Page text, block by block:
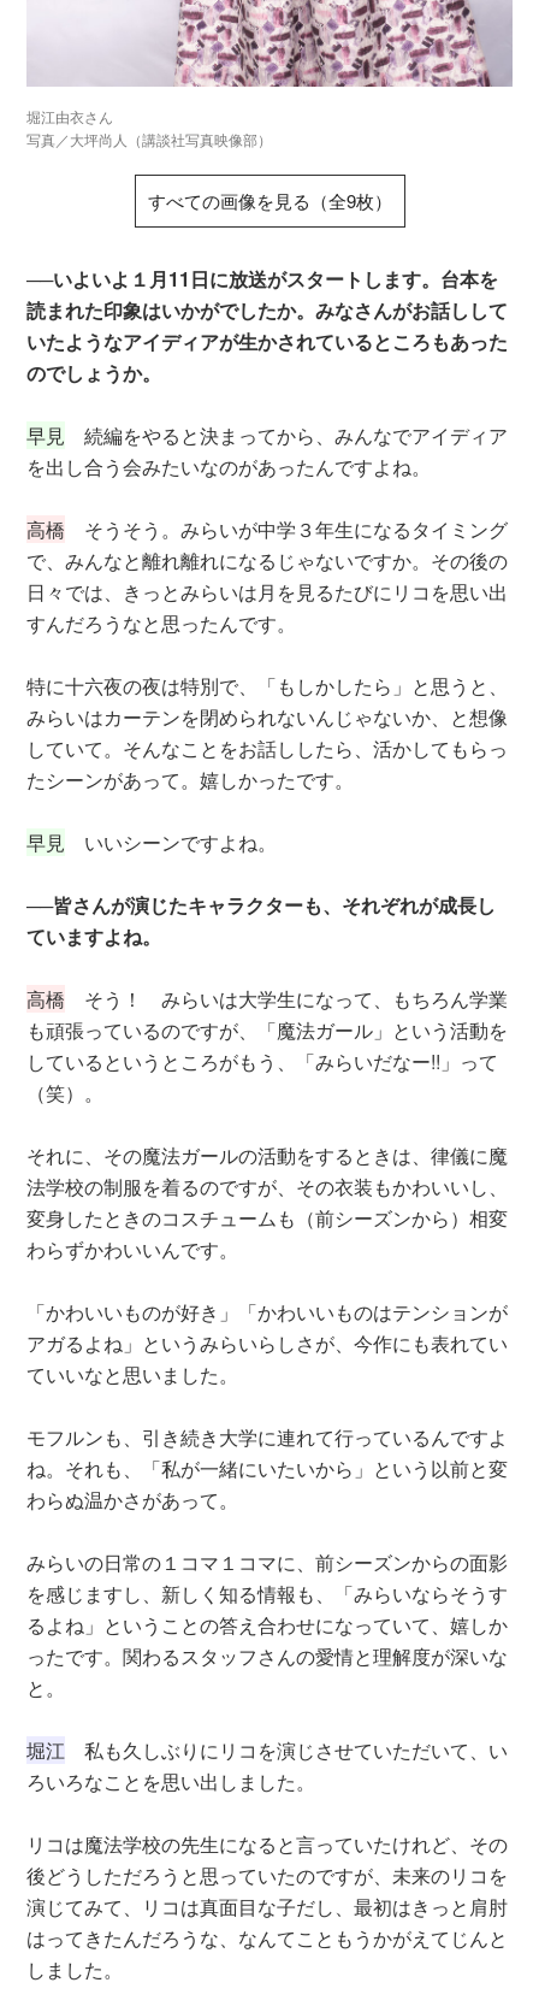
堀江由衣さん
写真／大坪尚人（講談社写真映像部）
すべての画像を見る（全9枚）
──いよいよ１月11日に放送がスタートします。台本を
読まれた印象はいかがでしたか。みなさんがお話しして
いたようなアイディアが生かされているところもあった
のでしょうか。
早見 続編をやると決まってから、みんなでアイディア
を出し合う会みたいなのがあったんですよね。
高橋 そうそう。みらいが中学３年生になるタイミング
で、みんなと離れ離れになるじゃないですか。その後の
日々では、きっとみらいは月を見るたびにリコを思い出
すんだろうなと思ったんです。
特に十六夜の夜は特別で、「もしかしたら」と思うと、
みらいはカーテンを閉められないんじゃないか、と想像
していて。そんなことをお話ししたら、活かしてもらっ
たシーンがあって。嬉しかったです。
早見 いいシーンですよね。
──皆さんが演じたキャラクターも、それぞれが成長し
ていますよね。
高橋 そう！ みらいは大学生になって、もちろん学業
も頑張っているのですが、「魔法ガール」という活動を
しているというところがもう、「みらいだなー!!」って
（笑）。
それに、その魔法ガールの活動をするときは、律儀に魔
法学校の制服を着るのですが、その衣装もかわいいし、
変身したときのコスチュームも（前シーズンから）相変
わらずかわいいんです。
「かわいいものが好き」「かわいいものはテンションが
アガるよね」というみらいらしさが、今作にも表れてい
ていいなと思いました。
モフルンも、引き続き大学に連れて行っているんですよ
ね。それも、「私が一緒にいたいから」という以前と変
わらぬ温かさがあって。
みらいの日常の１コマ１コマに、前シーズンからの面影
を感じますし、新しく知る情報も、「みらいならそうす
るよね」ということの答え合わせになっていて、嬉しか
ったです。関わるスタッフさんの愛情と理解度が深いな
と。
堀江 私も久しぶりにリコを演じさせていただいて、い
ろいろなことを思い出しました。
リコは魔法学校の先生になると言っていたけれど、その
後どうしただろうと思っていたのですが、未来のリコを
演じてみて、リコは真面目な子だし、最初はきっと肩肘
はってきたんだろうな、なんてこともうかがえてじんと
しました。